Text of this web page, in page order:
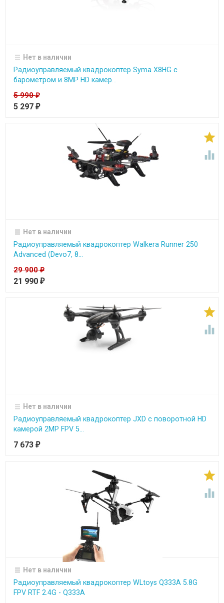
Нет в наличии
Радиоуправляемый квадрокоптер Syma X8HG с
барометром и 8MP HD камер...
5 990₽
5 297 ₽


Нет в наличии
Радиоуправляемый квадрокоптер Walkera Runner 250
Advanced (Devo7, 8...
29 900₽
21 990 ₽


Нет в наличии
Радиоуправляемый квадрокоптер JXD с поворотной HD
камерой 2MP FPV 5...
7 673 ₽


Нет в наличии
Радиоуправляемый квадрокоптер WLtoys Q333A 5.8G
FPV RTF 2.4G - Q333A